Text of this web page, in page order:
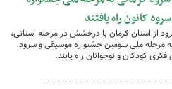
کانون راه یافتند
از استان کرمان با درخشش در مرحله استانی،
مرحله ملی سومین جشنواره موسیقی و سرود
کودکان و نوجوانان راه یابند.